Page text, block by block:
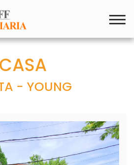
CASA
- YOUNG